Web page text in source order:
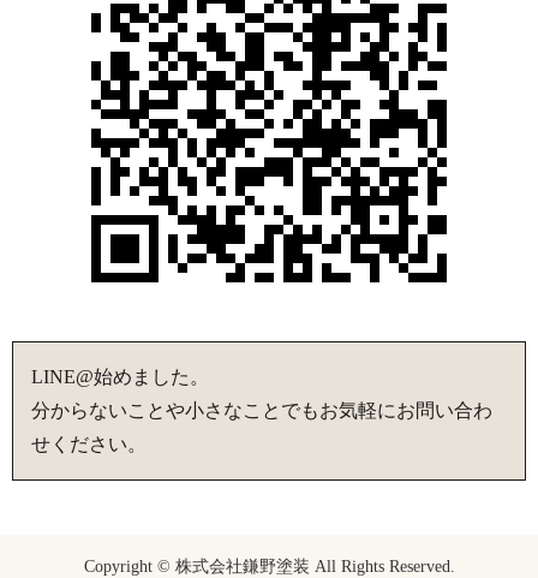
LINE@始めました。
分からないことや小さなことでもお気軽にお問い合わ
せください。
Copyright © 株式会社鎌野塗装 All Rights Reserved.